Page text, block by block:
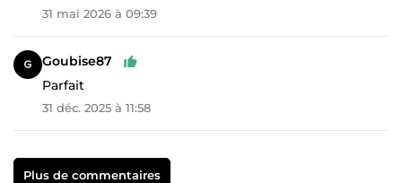
31 mai 2026 à 09:39
Goubise87
Parfait
31 déc. 2025 à 11:58
Plus de commentaires